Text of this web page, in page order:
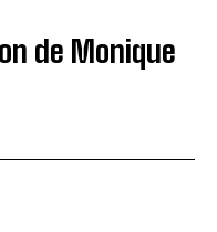
de Monique